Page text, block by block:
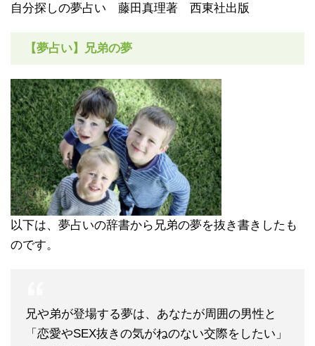
自分探しの夢占い 藤田真理著 西東社出版
【夢占い】兄弟の夢
以下は、夢占いの辞書から兄弟の夢を抜き書きしたも
のです。
兄や弟が登場する夢は、あなたが周囲の男性と
「恋愛やSEX抜きの気がねのない交際をしたい」